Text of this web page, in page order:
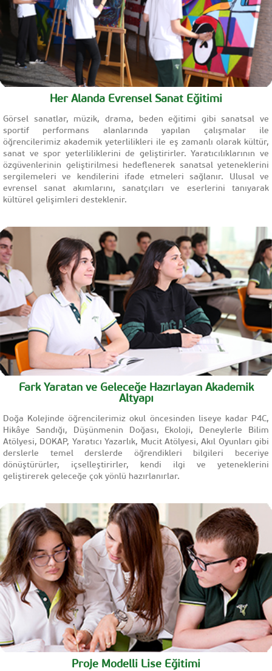
Her Alanda Evrensel Sanat Eğitimi
Görsel sanatlar, müzik, drama, beden eğitimi gibi sanatsal ve
sportif performans alanlarında yapılan çalışmalar ile
öğrencilerimiz akademik yeterlilikleri ile eş zamanlı olarak kültür,
sanat ve spor yeterliliklerini de geliştirirler. Yaratıcılıklarının ve
özgüvenlerinin geliştirilmesi hedeflenerek sanatsal yeteneklerini
sergilemeleri ve kendilerini ifade etmeleri sağlanır. Ulusal ve
evrensel sanat akımlarını, sanatçıları ve eserlerini tanıyarak
kültürel gelişimleri desteklenir.
Fark Yaratan ve Geleceğe Hazırlayan Akademik
Altyapı
Doğa Kolejinde öğrencilerimiz okul öncesinden liseye kadar P4C,
Hikâye Sandığı, Düşünmenin Doğası, Ekoloji, Deneylerle Bilim
Atölyesi, DOKAP, Yaratıcı Yazarlık, Mucit Atölyesi, Akıl Oyunları gibi
derslerle temel derslerde öğrendikleri bilgileri beceriye
dönüştürürler, içselleştirirler, kendi ilgi ve yeteneklerini
geliştirerek geleceğe çok yönlü hazırlanırlar.
Proje Modelli Lise Eğitimi